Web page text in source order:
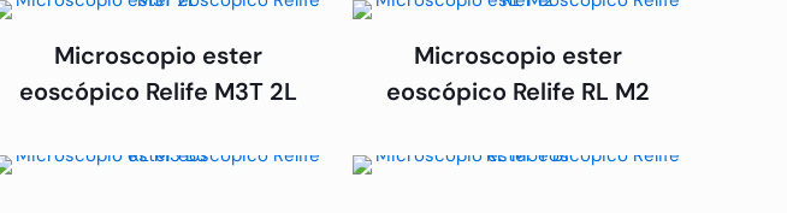
Microscopio ester
eoscópico Relife M3T 2L
Microscopio ester
eoscópico Relife RL M2